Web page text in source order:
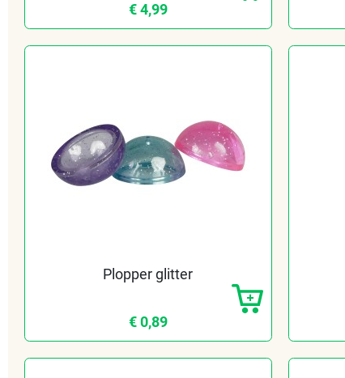
€ 4,99
Plopper glitter
€ 0,89